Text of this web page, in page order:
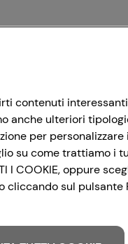
contenuti
anche ulteriori
per
su come trattiamo i
I COOKIE, oppure
sul pulsante